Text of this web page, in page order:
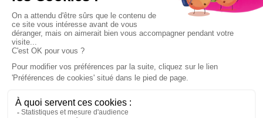
À PROPOS
CGV
Mentions légales
Données personnelles
Devenir adhérent
EN SAVOIR PLUS
Indice de réparabilité